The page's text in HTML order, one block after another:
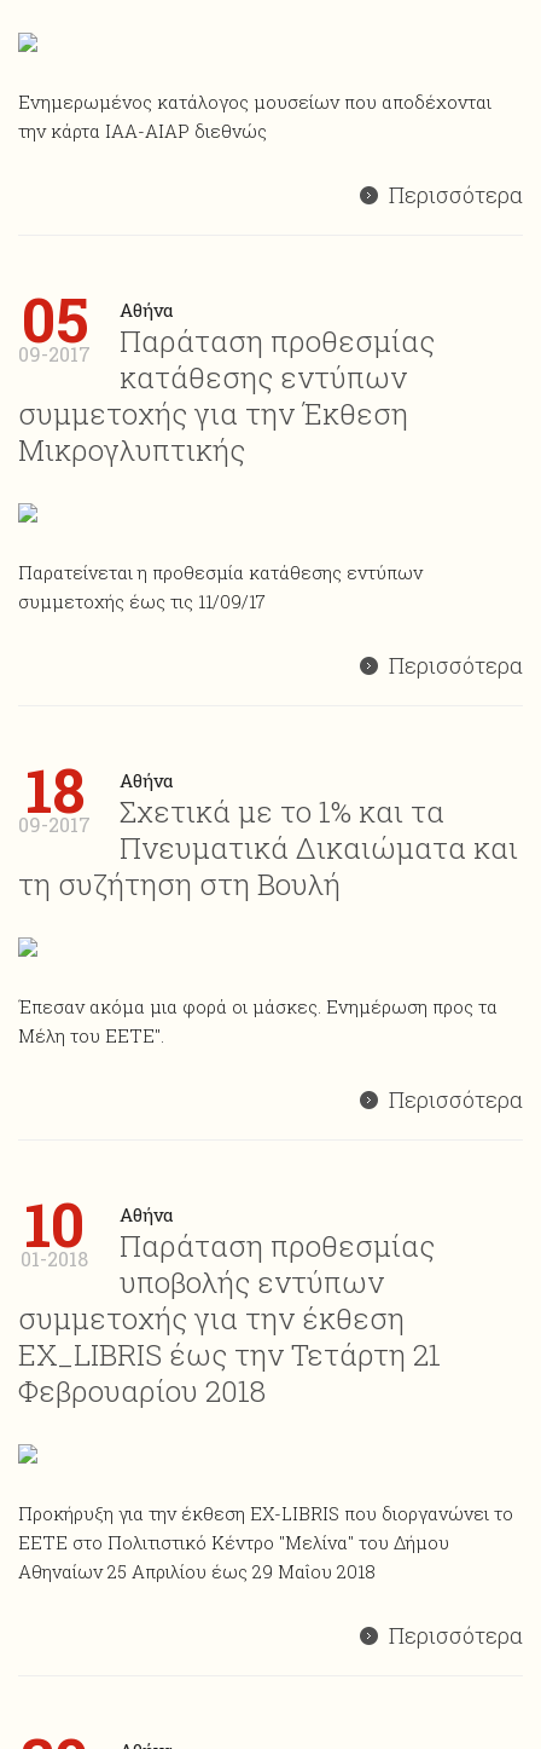
Ενημερωμένος κατάλογος μουσείων που αποδέχονται
την κάρτα ΙΑΑ-AIAP διεθνώς
Περισσότερα
05
09-2017
Αθήνα
Παράταση προθεσμίας
κατάθεσης εντύπων
συμμετοχής για την Έκθεση
Μικρογλυπτικής
Παρατείνεται η προθεσμία κατάθεσης εντύπων
συμμετοχής έως τις 11/09/17
Περισσότερα
18
09-2017
Αθήνα
Σχετικά με το 1% και τα
Πνευματικά Δικαιώματα και
τη συζήτηση στη Βουλή
Έπεσαν ακόμα μια φορά οι μάσκες. Ενημέρωση προς τα
Μέλη του ΕΕΤΕ".
Περισσότερα
10
01-2018
Αθήνα
Παράταση προθεσμίας
υποβολής εντύπων
συμμετοχής για την έκθεση
ΕΧ_LIBRIS έως την Τετάρτη 21
Φεβρουαρίου 2018
Προκήρυξη για την έκθεση ΕΧ-LIBRIS που διοργανώνει το
ΕΕΤΕ στο Πολιτιστικό Κέντρο "Μελίνα" του Δήμου
Αθηναίων 25 Απριλίου έως 29 Μαΐου 2018
Περισσότερα